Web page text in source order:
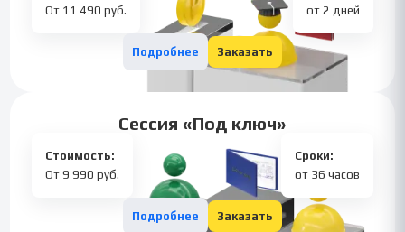
От 11 490 руб.
от 2 дней
Подробнее Заказать
Сессия «Под ключ»
Стоимость:
От 9 990 руб.
Сроки:
от 36 часов
Подробнее Заказать